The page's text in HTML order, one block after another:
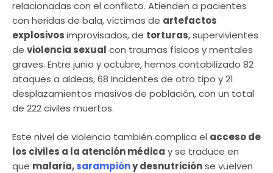
relacionadas con el conflicto. Atienden a pacientes
con heridas de bala, víctimas de artefactos
explosivosimprovisados, de torturas, supervivientes
de violencia sexual con traumas físicos y mentales
graves. Entre junio y octubre, hemos contabilizado 82
ataques a aldeas, 68 incidentes de otro tipo y 21
desplazamientos masivos de población, con un total
de 222 civiles muertos.
Este nivel de violencia también complica el acceso de
los civiles a la atención médica y se traduce en
que malaria,sarampióny desnutriciónse vuelven